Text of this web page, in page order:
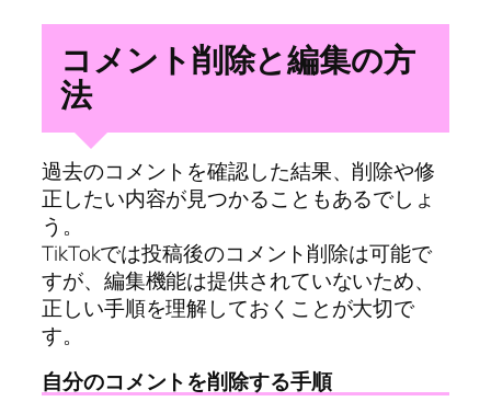
コメント削除と編集の方
法
過去のコメントを確認した結果、削除や修
正したい内容が見つかることもあるでしょ
う。
TikTokでは投稿後のコメント削除は可能で
すが、編集機能は提供されていないため、
正しい手順を理解しておくことが大切で
す。
自分のコメントを削除する手順